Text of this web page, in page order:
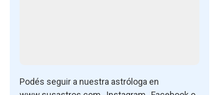
Podés seguir a nuestra astróloga en